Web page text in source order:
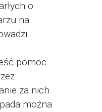
o
na
pomoc
za nich
można